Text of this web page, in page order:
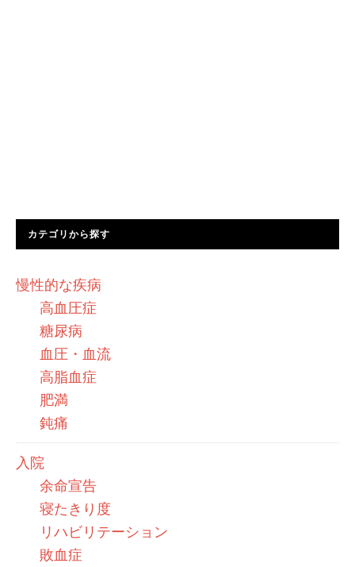
カテゴリから探す
慢性的な疾病
高血圧症
糖尿病
血圧・血流
高脂血症
肥満
鈍痛
入院
余命宣告
寝たきり度
リハビリテーション
敗血症